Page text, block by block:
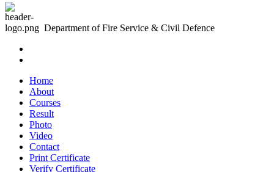
Department of Fire Service & Civil Defence
Home
About
Courses
Result
Photo
Video
Contact
Print Certificate
Verify Certificate